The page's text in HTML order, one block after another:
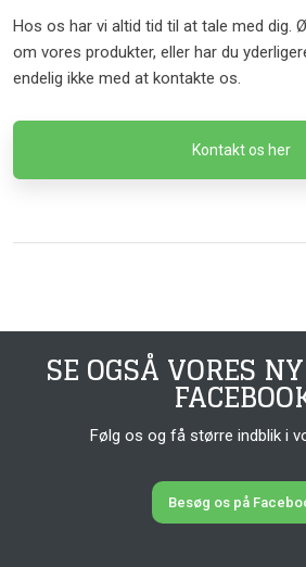
Hos os har vi altid tid til at tale med dig.
om vores produkter, eller har du
endelig ikke med at kontakte os.​
Kontakt os her
SE OGSÅ VORES
Følg os og få større indblik i
Besøg os på